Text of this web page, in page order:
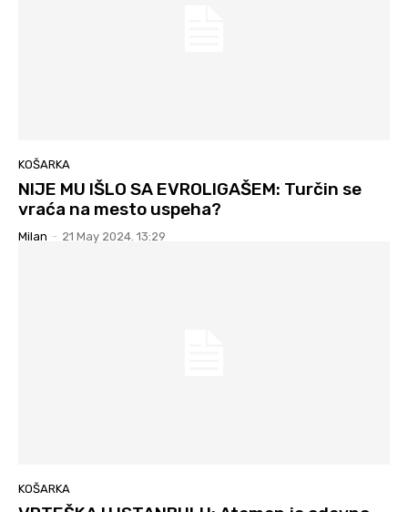
KOŠARKA
NIJE MU IŠLO SA EVROLIGAŠEM: Turčin se
vraća na mesto uspeha?
Milan - 21 May 2024. 13:29
KOŠARKA